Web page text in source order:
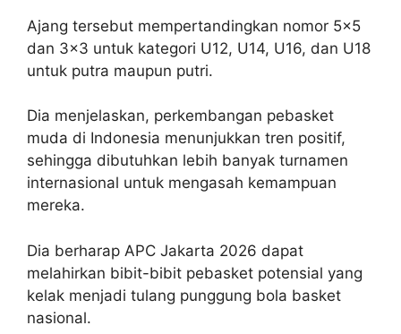
Ajang tersebut mempertandingkan nomor 5×5
dan 3×3 untuk kategori U12, U14, U16, dan U18
untuk putra maupun putri.
Dia menjelaskan, perkembangan pebasket
muda di Indonesia menunjukkan tren positif,
sehingga dibutuhkan lebih banyak turnamen
internasional untuk mengasah kemampuan
mereka.
Dia berharap APC Jakarta 2026 dapat
melahirkan bibit-bibit pebasket potensial yang
kelak menjadi tulang punggung bola basket
nasional.